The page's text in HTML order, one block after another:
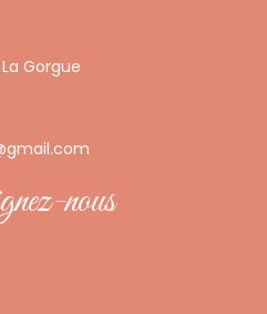
Gorgue
nous